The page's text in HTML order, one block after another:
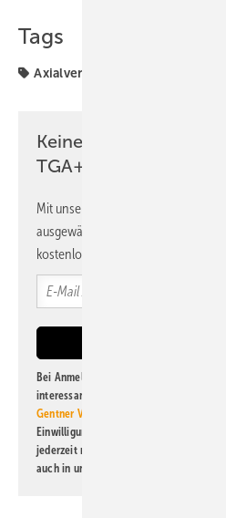
Tags
Axialventilator
Keine Zeit? Kein
TGA+E Newsletter!
Mit unserem Newsletter erhalten
ausgewählte Informationen und
kostenlos direkt ins Postfach.
Bei Anmeldung zu diesem Newsletter
interessante Verlags- und Online-
Gentner Verlag GmbH & Co. KG
Einwilligung kann ich jederzeit
jederzeit möglich. Informationen zum
auch in unserer